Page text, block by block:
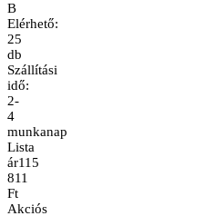
B
Elérhető:
25
db
Szállítási
idő:
2-
4
munkanap
Lista
ár115
811
Ft
Akciós